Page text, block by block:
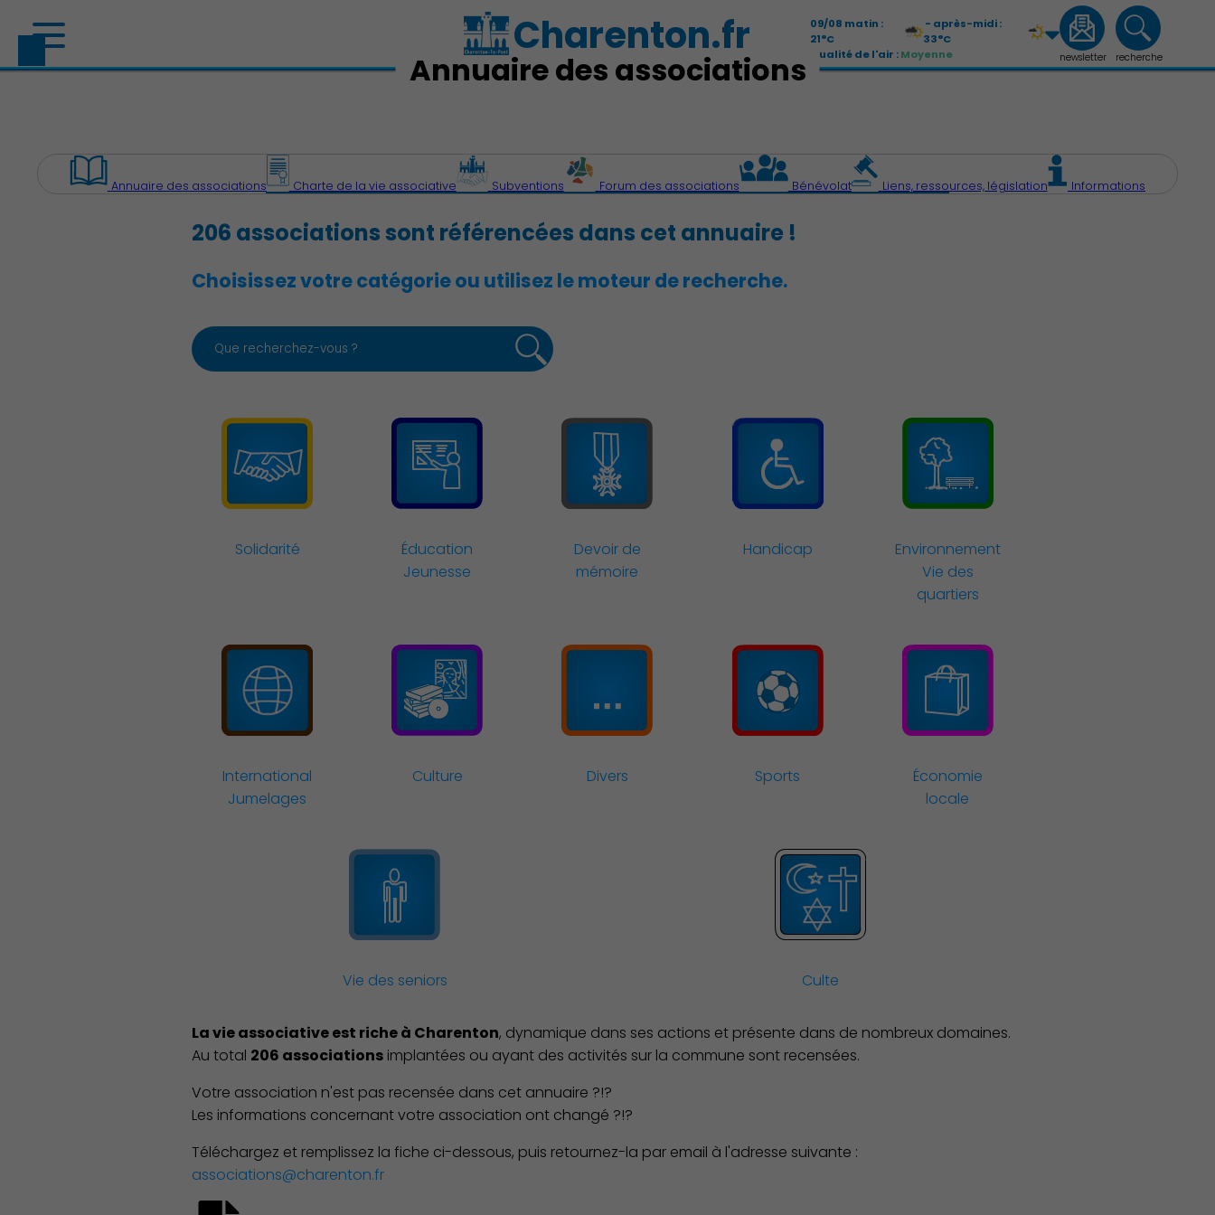
Famille
Action Sociale Solidarité Économie Commerce Emploi
Charenton.fr
09/08 matin :
21°C
- après-midi :
33°C
Qualité de l'air :Moyenne
newsletter recherche
Annuaire des associations
Annuaire des associations Charte de la vie associative Subventions Forum des associations Bénévolat Liens, ressources, législation Informations
206 associations sont référencées dans cet annuaire !
Choisissez votre catégorie ou utilisez le moteur de recherche.
Solidarité
Éducation
Jeunesse
Devoir de
mémoire
Handicap
Environnement
Vie des
quartiers
International
Jumelages
Culture Divers Sports
Économie
locale
Vie des seniors Culte
La vie associative est riche à Charenton, dynamique dans ses actions et présente dans de nombreux domaines.
Au total 206 associationsimplantées ou ayant des activités sur la commune sont recensées.
Votre association n'est pas recensée dans cet annuaire ?!?
Les informations concernant votre association ont changé ?!?
Téléchargez et remplissez la fiche ci-dessous, puis retournez-la par email à l'adresse suivante :
associations@charenton.fr